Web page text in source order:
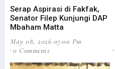
Serap Aspirasi di Fakfak,
Senator Filep Kunjungi DAP
Mbaham Matta
May 08, 2026 07:00 Pm
0 Comments